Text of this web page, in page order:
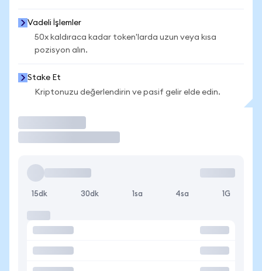
Vadeli İşlemler
50x kaldıraca kadar token'larda uzun veya kısa
pozisyon alın.
Stake Et
Kriptonuzu değerlendirin ve pasif gelir elde edin.
15dk 30dk 1sa 4sa 1G